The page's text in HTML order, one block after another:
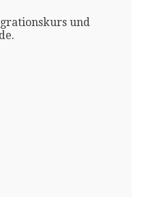
und